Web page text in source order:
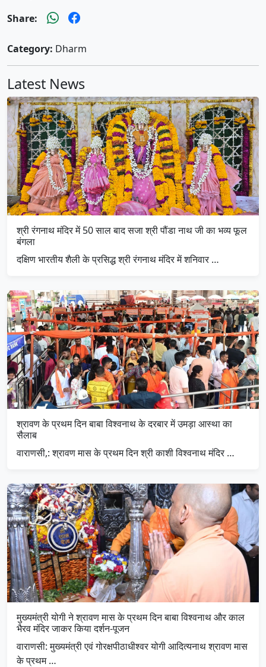
Share:
Category: Dharm
Latest News
श्री रंगनाथ मंदिर में 50 साल बाद सजा श्री पौंडा नाथ जी का भव्य फूल
बंगला
दक्षिण भारतीय शैली के प्रसिद्ध श्री रंगनाथ मंदिर में शनिवार …
श्रावण के प्रथम दिन बाबा विश्वनाथ के दरबार में उमड़ा आस्था का
सैलाब
वाराणसी,: श्रावण मास के प्रथम दिन श्री काशी विश्वनाथ मंदिर …
मुख्यमंत्री योगी ने श्रावण मास के प्रथम दिन बाबा विश्वनाथ और काल
भैरव मंदिर जाकर किया दर्शन-पूजन
वाराणसी: मुख्यमंत्री एवं गोरक्षपीठाधीश्वर योगी आदित्यनाथ श्रावण मास
के प्रथम …